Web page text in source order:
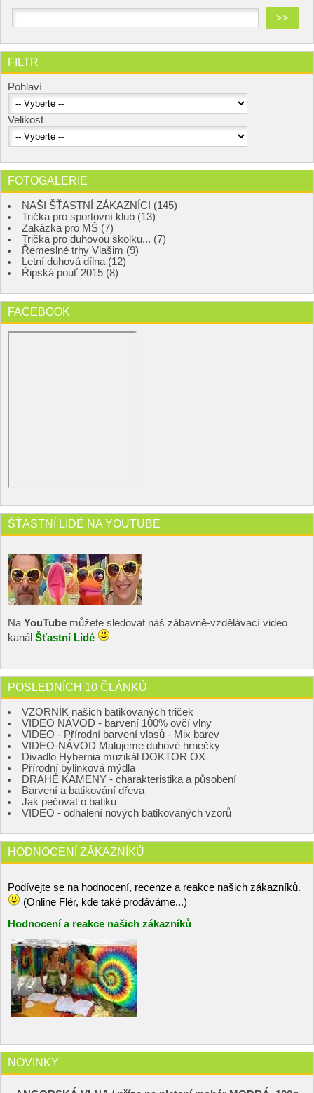
FILTR
Pohlaví
Velikost
FOTOGALERIE
NAŠI ŠŤASTNÍ ZÁKAZNÍCI (145)
Trička pro sportovní klub (13)
Zakázka pro MŠ (7)
Trička pro duhovou školku... (7)
Řemeslné trhy Vlašim (9)
Letní duhová dílna (12)
Řipská pouť 2015 (8)
FACEBOOK
ŠŤASTNÍ LIDÉ NA YOUTUBE
Na YouTube můžete sledovat náš zábavně-vzdělávací video
kanál Šťastní Lidé
POSLEDNÍCH 10 ČLÁNKŮ
VZORNÍK našich batikovaných triček
VIDEO NÁVOD - barvení 100% ovčí vlny
VIDEO - Přírodní barvení vlasů - Mix barev
VIDEO-NÁVOD Malujeme duhové hrnečky
Divadlo Hybernia muzikál DOKTOR OX
Přírodní bylinková mýdla
DRAHÉ KAMENY - charakteristika a působení
Barvení a batikování dřeva
Jak pečovat o batiku
VIDEO - odhalení nových batikovaných vzorů
HODNOCENÍ ZÁKAZNÍKŮ
Podívejte se na hodnocení, recenze a reakce našich zákazníků.
(Online Flér, kde také prodáváme...)
Hodnocení a reakce našich zákazníků
NOVINKY